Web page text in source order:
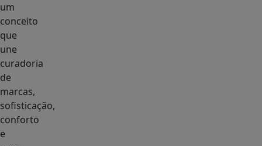
um
conceito
que
une
curadoria
de
marcas,
sofisticação,
conforto
e